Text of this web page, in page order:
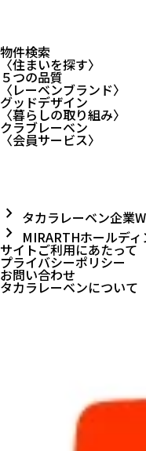
物件検索
〈住まいを探す〉
５つの品質
〈レーベンブランド〉
グッドデザイン
〈暮らしの取り組み〉
クラブレーベン
〈会員サービス〉
chevron_right タカラレーベン企業
chevron_right MIRARTHホールデ
サイトご利用にあたって
プライバシーポリシー
お問い合わせ
タカラレーベンについて